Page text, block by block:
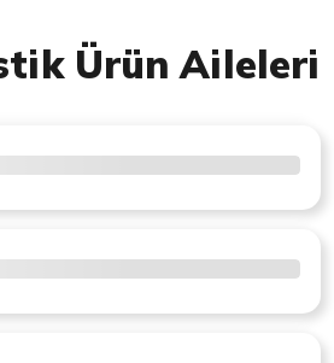
Ürün Aileleri